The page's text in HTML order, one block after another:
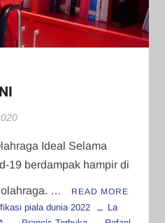
Ideal Selama
19 berdampak hampir di
olahraga. … READ MORE
piala dunia 2022
La